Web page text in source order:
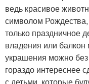
ведь красивое
символом Рождества,
только праздничное
владения или балкон
украшения можно без
гораздо интереснее
с детьми, которые